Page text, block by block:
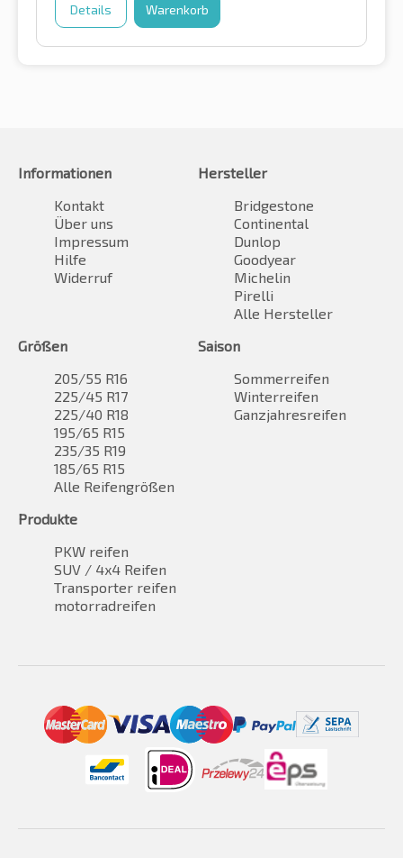
Details Warenkorb
Informationen
Kontakt
Über uns
Impressum
Hilfe
Widerruf
Hersteller
Bridgestone
Continental
Dunlop
Goodyear
Michelin
Pirelli
Alle Hersteller
Größen
205/55 R16
225/45 R17
225/40 R18
195/65 R15
235/35 R19
185/65 R15
Alle Reifengrößen
Saison
Sommerreifen
Winterreifen
Ganzjahresreifen
Produkte
PKW reifen
SUV / 4x4 Reifen
Transporter reifen
motorradreifen